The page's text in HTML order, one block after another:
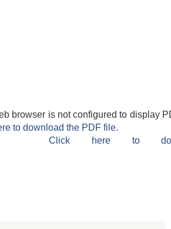
browser is not configured to display
to download the PDF file.
Click here to